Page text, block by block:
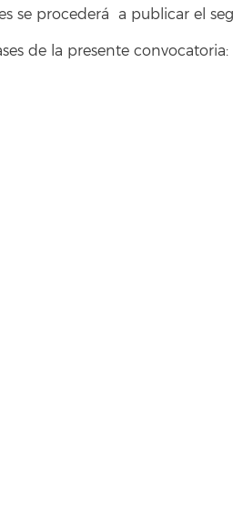
se procederá a publicar el
de la presente convocatoria: